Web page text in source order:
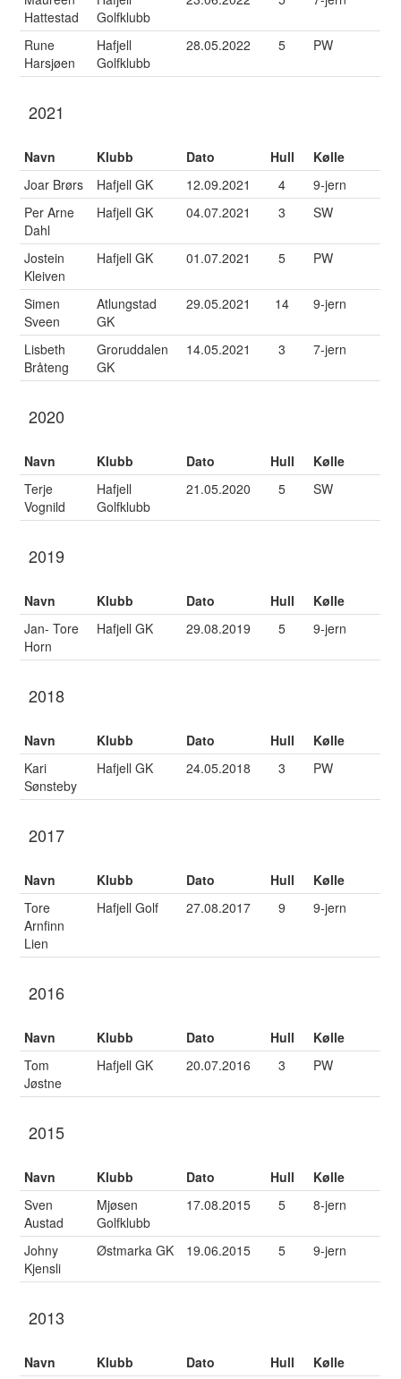
Hattestad
Golfklubb
Rune
Harsjøen
Hafjell
Golfklubb
28.05.2022 5 PW
2021
Navn Klubb Dato Hull
Kølle
Joar Brørs
Hafjell GK 12.09.2021 4
9-jern
Per Arne
Dahl
Hafjell GK 04.07.2021 3 SW
Jostein
Kleiven
Hafjell GK 01.07.2021 5 PW
Simen
Sveen
Atlungstad
GK
29.05.2021 14 9-jern
Lisbeth
Bråteng
Groruddalen
GK
14.05.2021 3 7-jern
2020
Navn Klubb Dato Hull
Kølle
Terje
Vognild
Hafjell
Golfklubb
21.05.2020 5 SW
2019
Navn Klubb Dato Hull
Kølle
Jan- Tore
Horn
Hafjell GK 29.08.2019 5 9-jern
2018
Navn Klubb Dato Hull
Kølle
Kari
Sønsteby
Hafjell GK 24.05.2018 3 PW
2017
Navn Klubb Dato Hull
Kølle
Tore
Arnfinn
Lien
Hafjell Golf 27.08.2017 9 9-jern
2016
Navn Klubb Dato Hull
Kølle
Tom
Jøstne
Hafjell GK 20.07.2016 3 PW
2015
Navn Klubb Dato Hull
Kølle
Sven
Austad
Mjøsen
Golfklubb
17.08.2015 5 8-jern
Johny
Kjensli
Østmarka GK 19.06.2015 5 9-jern
2013
Navn Klubb Dato Hull
Kølle